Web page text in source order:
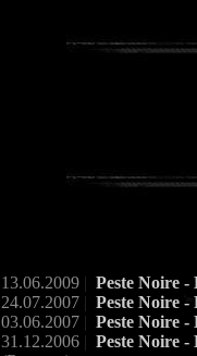
13.06.2009 | Peste Noire
24.07.2007 | Peste Noire
03.06.2007 | Peste Noire
31.12.2006 | Peste Noire -